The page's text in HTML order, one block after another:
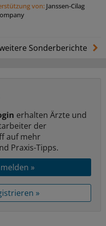
von: Janssen-Cilag
Sonderberichte
erhalten Ärzte und
der
auf mehr
Praxis-Tipps.
»
»